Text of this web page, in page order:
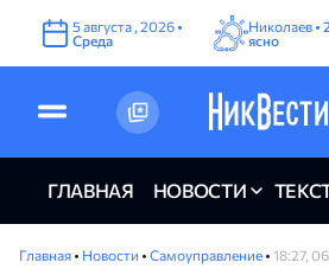
5августа ,2026 •
Среда
Николаев •
ясно
ГЛАВНАЯ НОВОСТИ
Главная • Новости • Самоуправление • 18:27,